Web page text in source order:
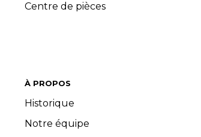
Centre de pièces
À PROPOS
Historique
Notre équipe